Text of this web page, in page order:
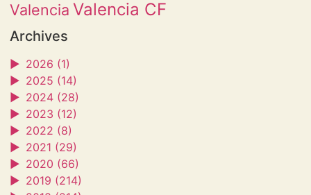
Valencia Valencia CF
Archives
► 2026 (1)
► 2025 (14)
► 2024 (28)
► 2023 (12)
► 2022 (8)
► 2021 (29)
► 2020 (66)
► 2019 (214)